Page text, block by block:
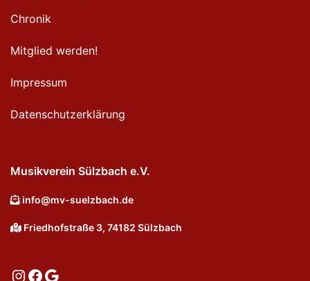
Chronik
Mitglied werden!
Impressum
Datenschutzerklärung
Musikverein Sülzbach e.V.
info@mv-suelzbach.de
Friedhofstraße 3, 74182 Sülzbach
Instagram
Facebook
Google